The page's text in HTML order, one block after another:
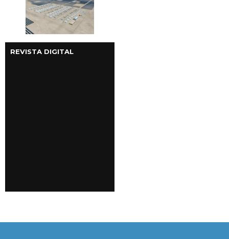
REVISTA DIGITAL